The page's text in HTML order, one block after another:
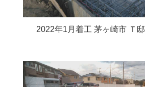
2022年1月着工 茅ヶ崎市 Ｔ邸